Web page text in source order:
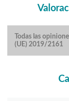
Todas las
(UE) 2019/2161